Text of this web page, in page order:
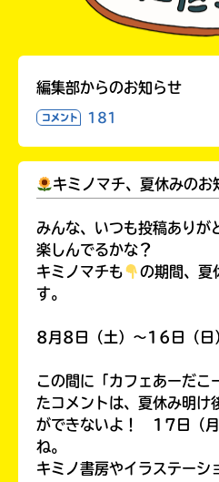
編集部からのお知らせ
コメント 181
キミノマチ、夏休みのお
みんな、いつも投稿ありが
楽しんでるかな？
キミノマチも
の期間、夏
す。
8月8日（土）～16日（日
この間に「カフェあーだこ
たコメントは、夏休み明け
ができないよ！ 17日（月
ね。
キミノ書房やイラステーシ